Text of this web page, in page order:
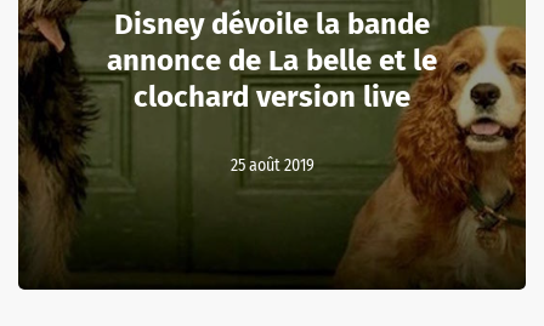
Disney dévoile la bande
annonce de La belle et le
clochard version live
25 août 2019